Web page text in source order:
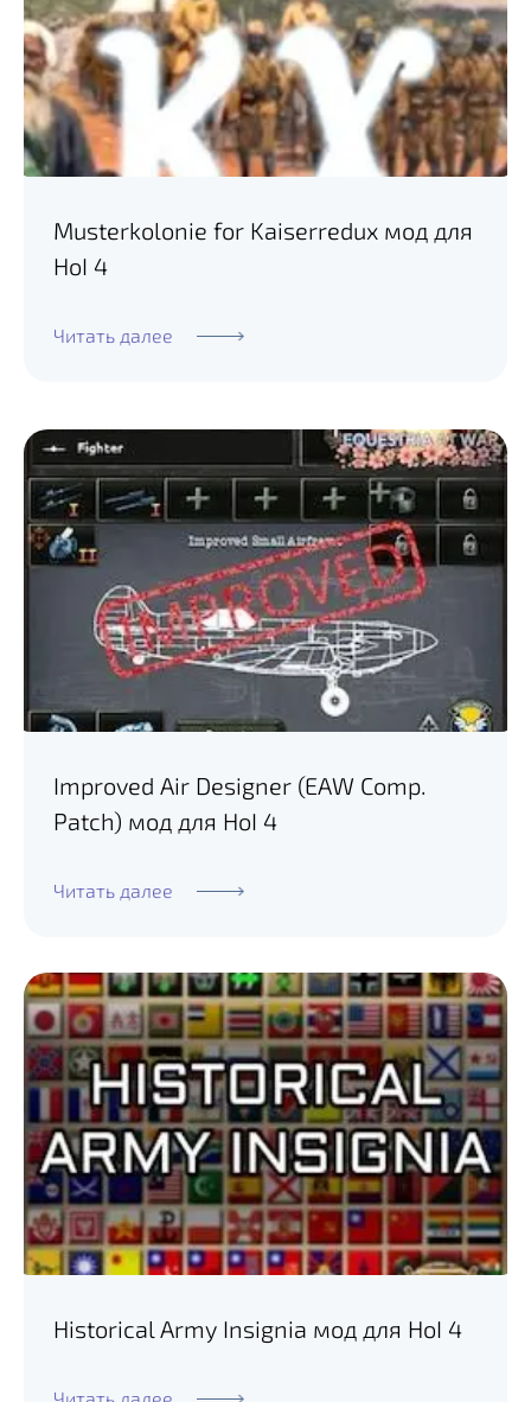
Musterkolonie for Kaiserredux мод для
HoI 4
Читать далее
Improved Air Designer (EAW Comp.
Patch) мод для HoI 4
Читать далее
Historical Army Insignia мод для HoI 4